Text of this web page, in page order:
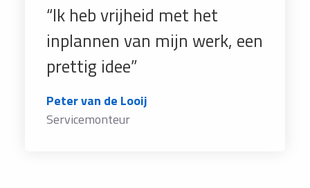
“Ik heb vrijheid met het
inplannen van mijn werk, een
prettig idee”
Peter van de Looij
Servicemonteur